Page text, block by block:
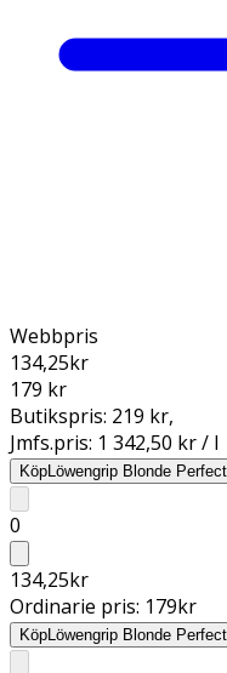
Webbpris
134,25kr
179 kr
Butikspris: 219 kr,
Jmfs.pris: 1 342,50 kr / l
KöpLöwengrip Blonde
0
134,25kr
Ordinarie pris: 179kr
KöpLöwengrip Blonde